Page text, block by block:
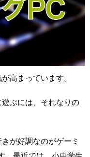
高まっています。
ぶには、それなりの
が好調なのがゲーミ